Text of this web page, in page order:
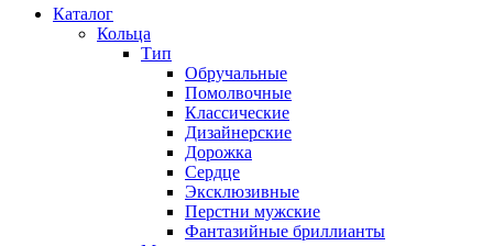
Каталог
Кольца
Тип
Обручальные
Помолвочные
Классические
Дизайнерские
Дорожка
Сердце
Эксклюзивные
Перстни мужские
Фантазийные бриллианты